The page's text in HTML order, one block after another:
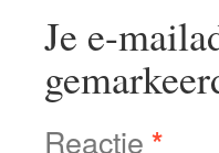
Je e-
Reactie *